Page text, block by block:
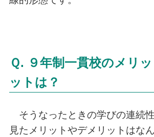
Ｑ. ９年制一貫校のメリ
ットは？
そうなったときの学びの連続
見たメリットやデメリットはな